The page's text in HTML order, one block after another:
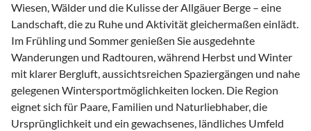
Wiesen, Wälder und die Kulisse der Allgäuer Berge – eine
Landschaft, die zu Ruhe und Aktivität gleichermaßen einlädt.
Im Frühling und Sommer genießen Sie ausgedehnte
Wanderungen und Radtouren, während Herbst und Winter
mit klarer Bergluft, aussichtsreichen Spaziergängen und nahe
gelegenen Wintersportmöglichkeiten locken. Die Region
eignet sich für Paare, Familien und Naturliebhaber, die
Ursprünglichkeit und ein gewachsenes, ländliches Umfeld